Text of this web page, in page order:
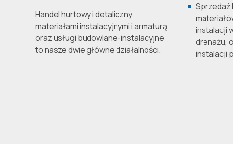
Handel hurtowy i detaliczny
materiałami instalacyjnymi i armaturą
oraz usługi budowlane-instalacyjne
to nasze dwie główne działalności.
Sprzedaż
instalacji
drenażu,
instalacji